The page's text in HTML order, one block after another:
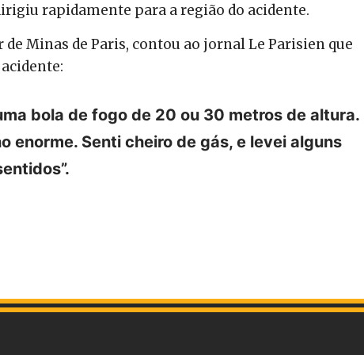
rapidamente para a região do acidente.
Minas de Paris, contou ao jornal Le Parisien que
bola de fogo de 20 ou 30 metros de altura.
enorme. Senti cheiro de gás, e levei alguns